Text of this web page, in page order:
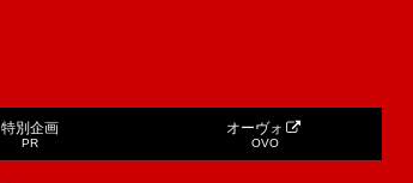
特別企画
PR
オーヴォ
OVO